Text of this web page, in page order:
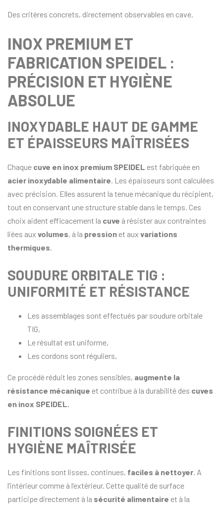
Des critères concrets, directement observables en cave.
INOX PREMIUM ET
FABRICATION SPEIDEL :
PRÉCISION ET HYGIÈNE
ABSOLUE
INOXYDABLE HAUT DE GAMME
ET ÉPAISSEURS MAÎTRISÉES
Chaque cuve en inox premium SPEIDEL est fabriquée en
acier inoxydable alimentaire. Les épaisseurs sont calculées
avec précision. Elles assurent la tenue mécanique du récipient,
tout en conservant une structure stable dans le temps. Ces
choix aident efficacement la cuve à résister aux contraintes
liées aux volumes, à la pression et aux variations
thermiques.
SOUDURE ORBITALE TIG :
UNIFORMITÉ ET RÉSISTANCE
Les assemblages sont effectués par soudure orbitale
TIG,
Le résultat est uniforme,
Les cordons sont réguliers,
Ce procédé réduit les zones sensibles, augmente la
résistance mécanique et contribue à la durabilité des cuves
en inox SPEIDEL.
FINITIONS SOIGNÉES ET
HYGIÈNE MAÎTRISÉE
Les finitions sont lisses, continues, faciles à nettoyer. A
l’intérieur comme à l’extérieur. Cette qualité de surface
participe directement à la sécurité alimentaire et à la